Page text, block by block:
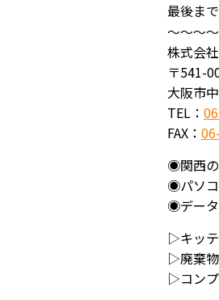
最後ま
～～～
株式会
〒541-
大阪市
TEL：
FAX：
◉関西の
◉パソコ
◉データ
▷キッ
▷廃棄
▷コン